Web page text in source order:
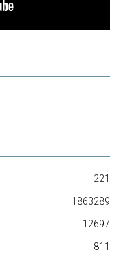
221
1863289
12697
811